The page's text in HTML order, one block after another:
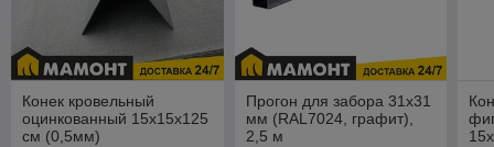
Конек кровельный
оцинкованный 15х15х125
см (0,5мм)
Прогон для забора 31х31
мм (RAL7024, графит),
2,5 м